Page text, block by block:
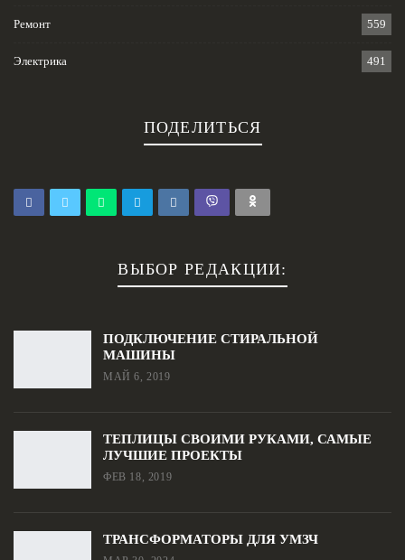
Ремонт 559
Электрика 491
ПОДЕЛИТЬСЯ
ВЫБОР РЕДАКЦИИ:
ПОДКЛЮЧЕНИЕ СТИРАЛЬНОЙ
МАШИНЫ
МАЙ 6, 2019
ТЕПЛИЦЫ СВОИМИ РУКАМИ, САМЫЕ
ЛУЧШИЕ ПРОЕКТЫ
ФЕВ 18, 2019
ТРАНСФОРМАТОРЫ ДЛЯ УМЗЧ